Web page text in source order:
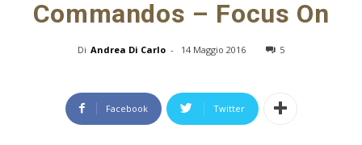
Commandos – Focus On
Di Andrea Di Carlo - 14 Maggio 2016 5
Facebook Twitter